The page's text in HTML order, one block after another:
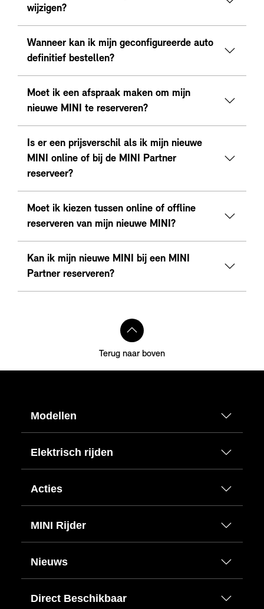
wijzigen?
Wanneer kan ik mijn geconfigureerde auto
definitief bestellen?
Moet ik een afspraak maken om mijn
nieuwe MINI te reserveren?
Is er een prijsverschil als ik mijn nieuwe
MINI online of bij de MINI Partner
reserveer?
Moet ik kiezen tussen online of offline
reserveren van mijn nieuwe MINI?
Kan ik mijn nieuwe MINI bij een MINI
Partner reserveren?
Terug naar boven
Modellen
Elektrisch rijden
Acties
MINI Rijder
Nieuws
Direct Beschikbaar